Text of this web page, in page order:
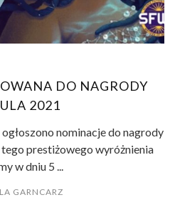
DO NAGRODY
2021
nominacje do nagrody
prestiżowego wyróżnienia
w dniu 5 ...
GARNCARZ